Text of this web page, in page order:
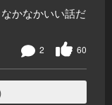
かなかいい話だ
60
2